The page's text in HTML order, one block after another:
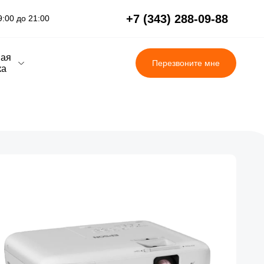
до 21:00 +7 (343) 288-09-88
Перезвоните мне